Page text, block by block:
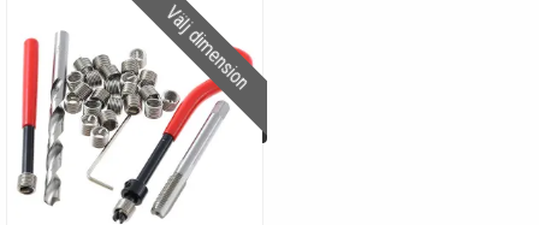
Välj dimension